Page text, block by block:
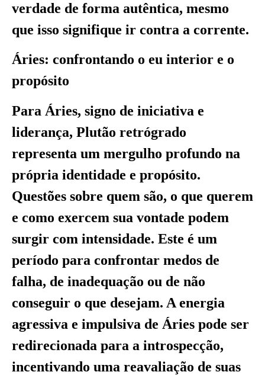
verdade de forma autêntica, mesmo
que isso signifique ir contra a corrente.
Áries: confrontando o eu interior e o
propósito
Para Áries, signo de iniciativa e
liderança, Plutão retrógrado
representa um mergulho profundo na
própria identidade e propósito.
Questões sobre quem são, o que querem
e como exercem sua vontade podem
surgir com intensidade. Este é um
período para confrontar medos de
falha, de inadequação ou de não
conseguir o que desejam. A energia
agressiva e impulsiva de Áries pode ser
redirecionada para a introspecção,
incentivando uma reavaliação de suas